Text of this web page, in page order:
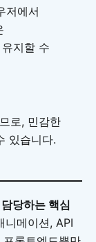
저에서
지할 수
로, 민감한
있습니다.
당하는 핵심
니메이션, API